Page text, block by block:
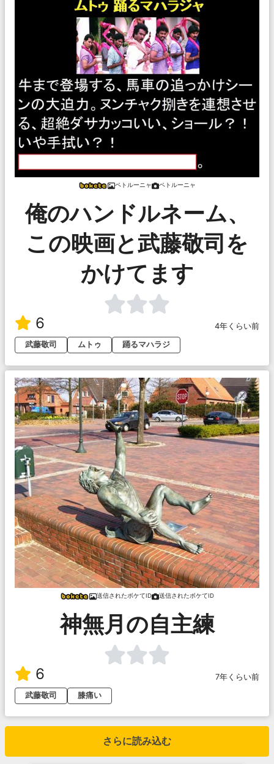
ペトルーニャ ペトルーニャ
俺のハンドルネーム、
この映画と武藤敬司を
かけてます
6
4年くらい前
武藤敬司
ムトゥ 踊るマハラジ
送信されたボケてID 送信されたボケてID
神無月の自主練
6
7年くらい前
武藤敬司
膝痛い
さらに読み込む